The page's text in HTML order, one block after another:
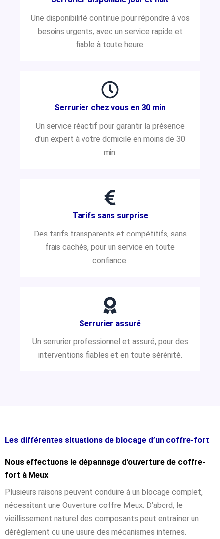
Une disponibilité continue pour répondre à vos
besoins urgents, avec un service rapide et
fiable à toute heure.
Serrurier chez vous en 30 min
Un service réactif pour garantir la présence
d’un expert à votre domicile en moins de 30
min.
Tarifs sans surprise
Des tarifs transparents et compétitifs, sans
frais cachés, pour un service en toute
confiance.
Serrurier assuré
Un serrurier professionnel et assuré, pour des
interventions fiables et en toute sérénité.
Les différentes situations de blocage d’un coffre-fort
Nous effectuons le dépannage d'ouverture de coffre-
fort à Meux
Plusieurs raisons peuvent conduire à un blocage complet,
nécessitant une Ouverture coffre Meux. D’abord, le
vieillissement naturel des composants peut entraîner un
dérèglement ou une usure des mécanismes internes.